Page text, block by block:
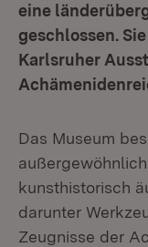
eine
geschlossen.
Karlsruher
Das Museum
kunsthistorisch
darunter
Zeugnisse der